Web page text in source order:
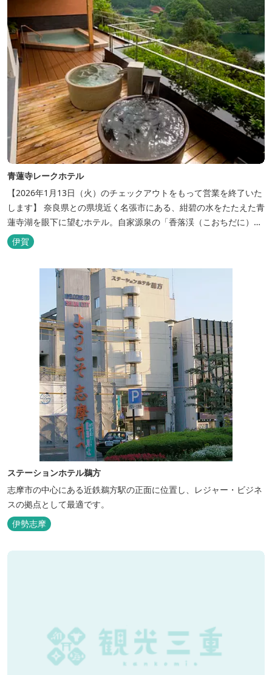
青蓮寺レークホテル
【2026年1月13日（火）のチェックアウトをもって営業を終了いた
します】 奈良県との県境近く名張市にある、紺碧の水をたたえた青
蓮寺湖を眼下に望むホテル。自家源泉の「香落渓（こおちだに）温
泉」は天然アルカリ泉。露天風呂から眺める湖は、遮るものがな
く、絶景と評判です。
伊賀
ステーションホテル鵜方
志摩市の中心にある近鉄鵜方駅の正面に位置し、レジャー・ビジネ
スの拠点として最適です。
伊勢志摩